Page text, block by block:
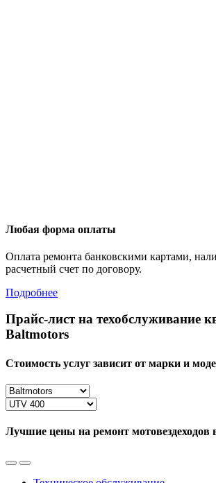
Любая форма оплаты
Оплата ремонта банковскими картами,
расчетный счет по договору.
Подробнее
Прайс-лист на техобслуживание
Baltmotors
Стоимость услуг зависит от марки и
Лучшие цены на ремонт мотовездеходов